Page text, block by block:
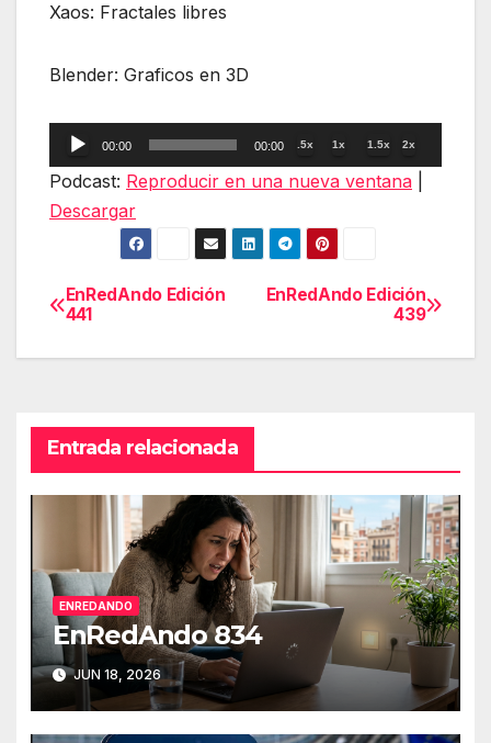
Xaos: Fractales libres
Blender: Graficos en 3D
Reproductor
de
00:00 00:00 .5x 1x 1.5x 2x
Podcast: Reproducir en una nueva ventana
Descargar
Navegación
de
EnRedAndo Edición
439
EnRedAndo Edición
441
Entrada relacionada
ENREDANDO
EnRedAndo 834
JUN 18, 2026